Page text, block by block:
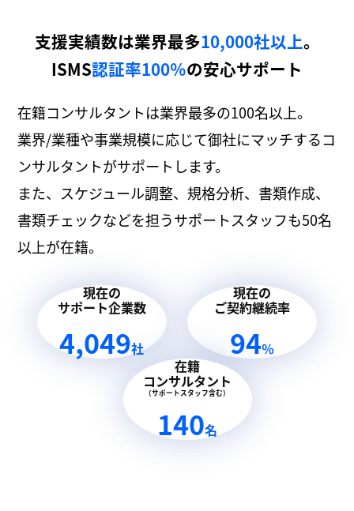
支援実績数は業界最多10,000社以上。
ISMS認証率100％の安心サポート
在籍コンサルタントは業界最多の100名以上。
業界/業種や事業規模に応じて御社にマッチするコ
ンサルタントがサポートします。
また、スケジュール調整、規格分析、書類作成、
書類チェックなどを担うサポートスタッフも50名
以上が在籍。
現在の
サポート企業数
4,049社
現在の
ご契約継続率
94％
在籍
コンサルタント
（サポートスタッフ含む）
140名